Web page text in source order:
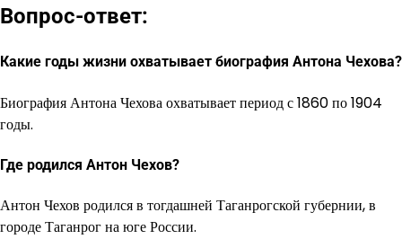
Вопрос-ответ:
Какие годы жизни охватывает биография Антона Чехова?
Биография Антона Чехова охватывает период с 1860 по 1904
годы.
Где родился Антон Чехов?
Антон Чехов родился в тогдашней Таганрогской губернии, в
городе Таганрог на юге России.